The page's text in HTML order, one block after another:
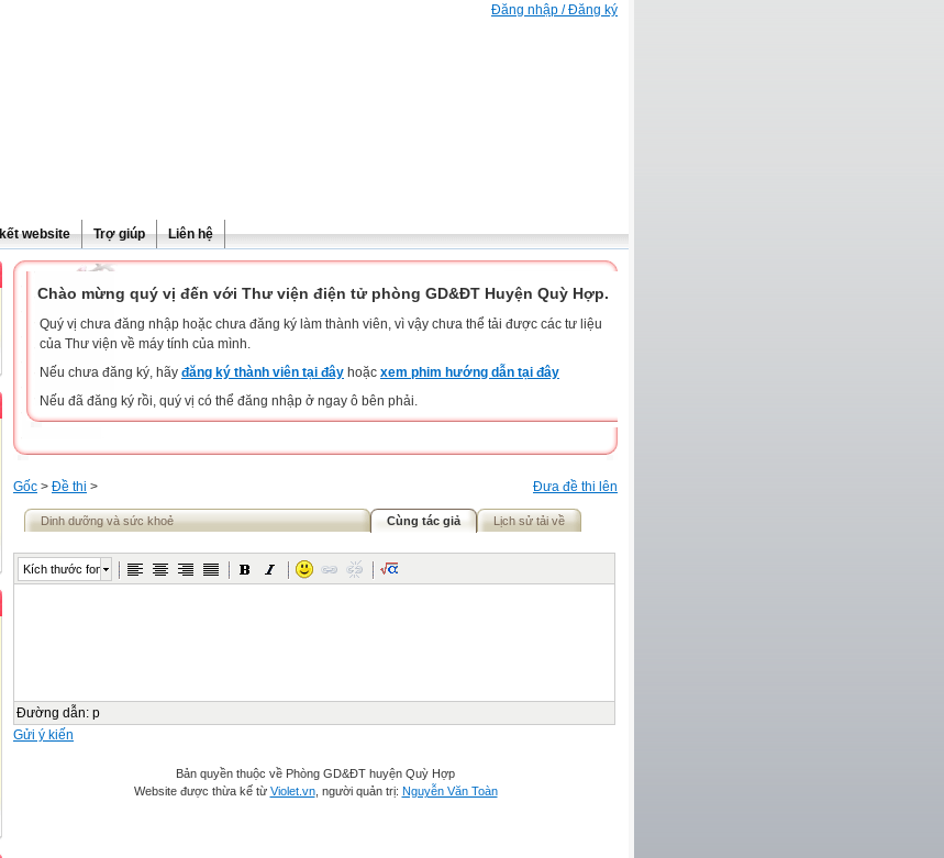
Đăng nhập / Đăng ký
website Trợ giúp Liên hệ
Chào mừng quý vị đến với Thư viện điện tử phòng GD&ĐT Huyện Quỳ Hợp.
Quý vị chưa đăng nhập hoặc chưa đăng ký làm thành viên, vì vậy chưa thể tải được các tư liệu
của Thư viện về máy tính của mình.
Nếu chưa đăng ký, hãy đăng ký thành viên tại đây hoặc xem phim hướng dẫn tại đây
Nếu đã đăng ký rồi, quý vị có thể đăng nhập ở ngay ô bên phải.
Đưa đề thi lên
Gốc > Đề thi >
Dinh dưỡng và sức khoẻ Cùng tác giả Lịch sử tải về
Kích thước font
Đường dẫn: p
Gửi ý kiến
Bản quyền thuộc về Phòng GD&ĐT huyện Quỳ Hợp
Website được thừa kế từ Violet.vn, người quản trị: Nguyễn Văn Toàn